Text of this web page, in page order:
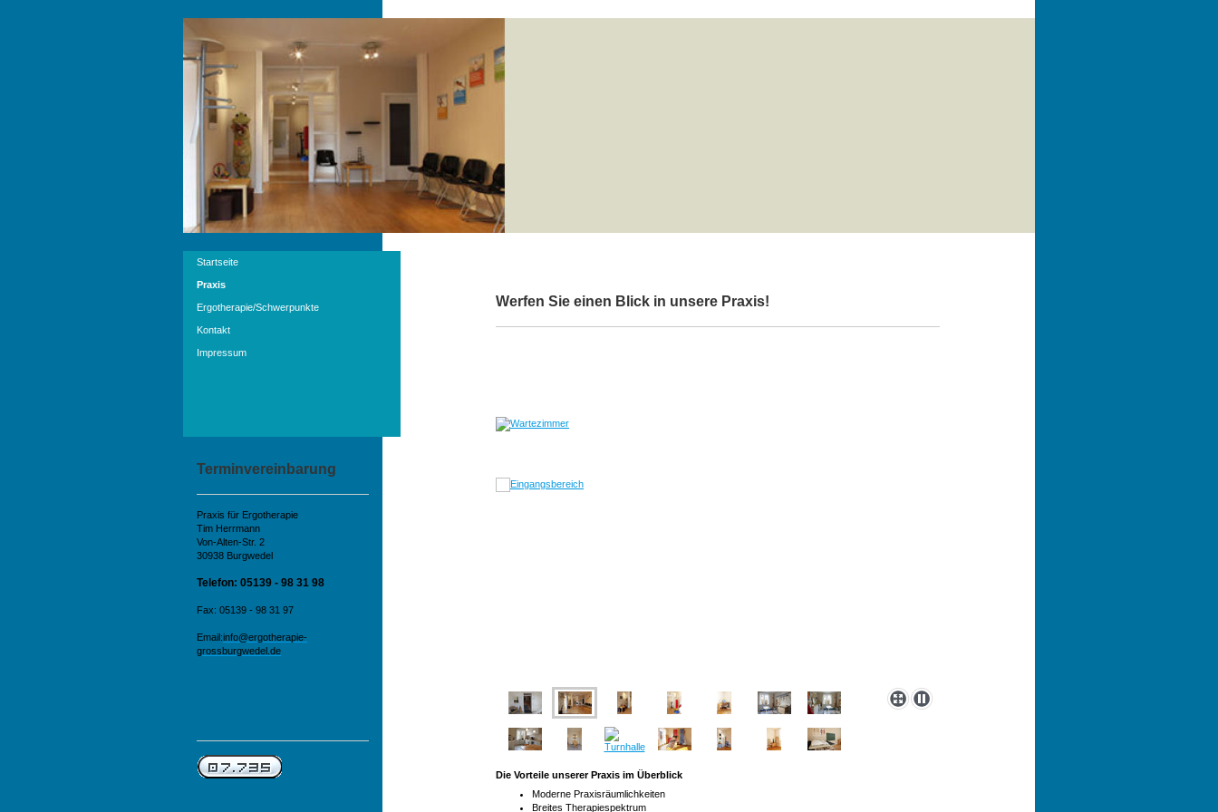
Werfen Sie einen Blick in unsere Praxis!
Die Vorteile unserer Praxis im Überblick
Moderne Praxisräumlichkeiten
Breites Therapiespektrum
Startseite
Praxis
Ergotherapie/Schwerpunkte
Kontakt
Impressum
Terminvereinbarung
Praxis für Ergotherapie
Tim Herrmann
Von-Alten-Str. 2
30938 Burgwedel
Telefon: 05139 - 98 31 98
Fax: 05139 - 98 31 97
Email:info@ergotherapie-
grossburgwedel.de